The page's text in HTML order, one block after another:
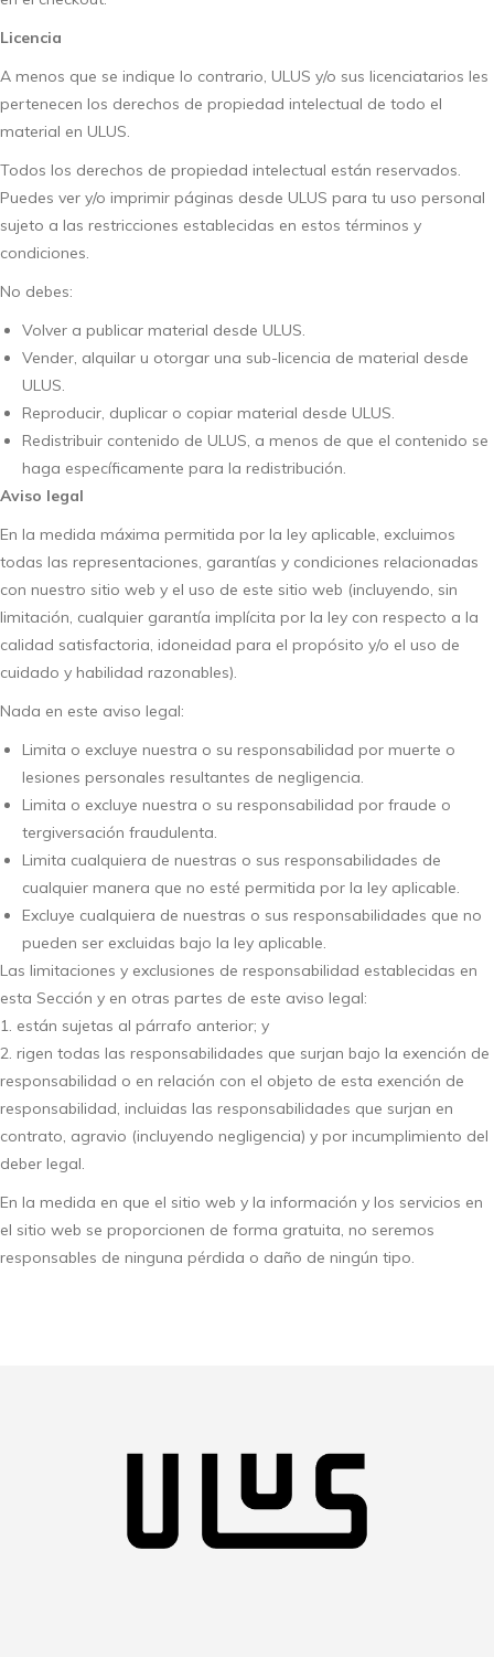
Licencia
A menos que se indique lo contrario, ULUS y/o sus licenciatarios les
pertenecen los derechos de propiedad intelectual de todo el
material en ULUS.
Todos los derechos de propiedad intelectual están reservados.
Puedes ver y/o imprimir páginas desde ULUS para tu uso personal
sujeto a las restricciones establecidas en estos términos y
condiciones.
No debes:
Volver a publicar material desde ULUS.
Vender, alquilar u otorgar una sub-licencia de material desde
ULUS.
Reproducir, duplicar o copiar material desde ULUS.
Redistribuir contenido de ULUS, a menos de que el contenido se
haga específicamente para la redistribución.
Aviso legal
En la medida máxima permitida por la ley aplicable, excluimos
todas las representaciones, garantías y condiciones relacionadas
con nuestro sitio web y el uso de este sitio web (incluyendo, sin
limitación, cualquier garantía implícita por la ley con respecto a la
calidad satisfactoria, idoneidad para el propósito y/o el uso de
cuidado y habilidad razonables).
Nada en este aviso legal:
Limita o excluye nuestra o su responsabilidad por muerte o
lesiones personales resultantes de negligencia.
Limita o excluye nuestra o su responsabilidad por fraude o
tergiversación fraudulenta.
Limita cualquiera de nuestras o sus responsabilidades de
cualquier manera que no esté permitida por la ley aplicable.
Excluye cualquiera de nuestras o sus responsabilidades que no
pueden ser excluidas bajo la ley aplicable.
Las limitaciones y exclusiones de responsabilidad establecidas en
esta Sección y en otras partes de este aviso legal:
1. están sujetas al párrafo anterior; y
2. rigen todas las responsabilidades que surjan bajo la exención de
responsabilidad o en relación con el objeto de esta exención de
responsabilidad, incluidas las responsabilidades que surjan en
contrato, agravio (incluyendo negligencia) y por incumplimiento del
deber legal.
En la medida en que el sitio web y la información y los servicios en
el sitio web se proporcionen de forma gratuita, no seremos
responsables de ninguna pérdida o daño de ningún tipo.